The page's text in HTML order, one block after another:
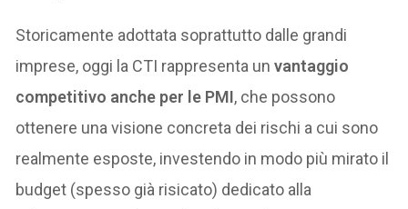
Storicamente adottata soprattutto dalle grandi
imprese, oggi la CTI rappresenta unvantaggio
competitivo anche per le PMI, che possono
ottenere una visione concreta dei rischi a cui sono
realmente esposte, investendo in modo più mirato il
budget (spesso già risicato) dedicato alla